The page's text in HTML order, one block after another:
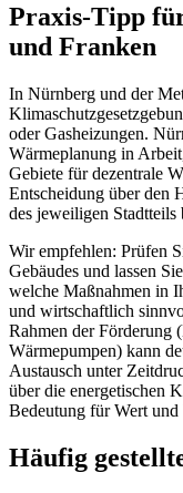
Praxis-Tipp
und Franken
In Nürnberg und der
oder Gasheizungen.
Wärmeplanung in
Gebiete für dezentrale
Entscheidung über den
des jeweiligen Stadtteils
Wir empfehlen: Prüfen
Gebäudes und lassen
welche Maßnahmen in
und wirtschaftlich
Rahmen der Förderung
Wärmepumpen) kann
Austausch unter
über die energetischen
Bedeutung für Wert und
Häufig